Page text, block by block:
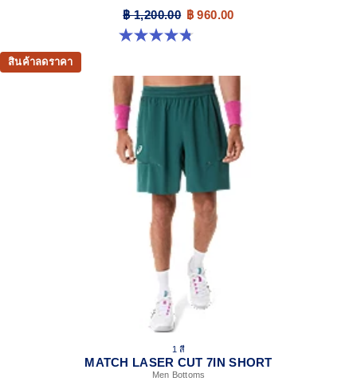
฿ 1,200.00 ฿ 960.00
4.8 จาก 5 ดาว 4 รีวิว
สินค้าลดราคา
1 สี
MATCH LASER CUT 7IN SHORT
Men Bottoms